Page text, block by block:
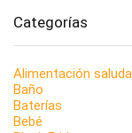
Categorías
Alimentación
Baño
Baterías
Bebé